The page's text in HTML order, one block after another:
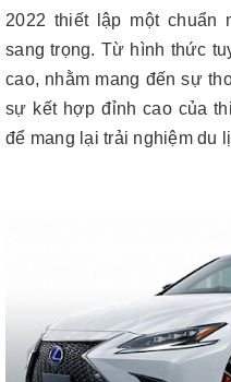
2022 thiết lập một
sang trọng. Từ hình thức
cao, nhằm mang đến sự
sự kết hợp đỉnh cao của
để mang lại trải nghiệm du